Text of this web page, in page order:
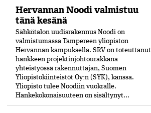
Hervannan Noodi valmistuu
tänä kesänä
Sähkötalon uudisrakennus Noodi on
valmistumassa Tampereen yliopiston
Hervannan kampuksella. SRV on toteuttanut
hankkeen projektinjohtourakkana
yhteistyössä rakennuttajan, Suomen
Yliopistokiinteistöt Oy:n (SYK), kanssa.
Yliopisto tulee Noodiin vuokralle.
Hankekokonaisuuteen on sisältynyt...